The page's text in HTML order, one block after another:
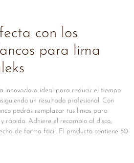
con los
para lima
innovadora ideal para reducir el tiempo
un resultado profesional. Con
podrás remplazar tus limas para
rápida. Adhiere el recambio al disco,
de forma fácil. El producto contiene 50